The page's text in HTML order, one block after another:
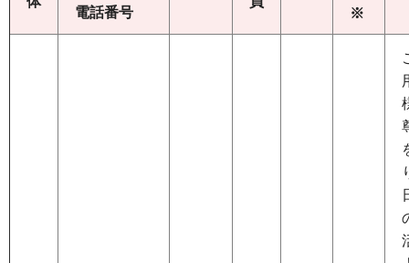
※
電話番号